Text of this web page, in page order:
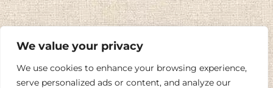
We value your privacy
We use cookies to enhance your browsing experience,
serve personalized ads or content, and analyze our